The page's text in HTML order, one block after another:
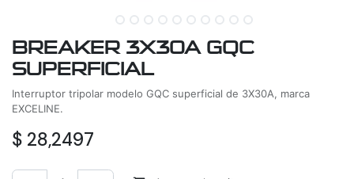
BREAKER 3X30A GQC
SUPERFICIAL
Interruptor tripolar modelo GQC superficial de 3X30A, marca
EXCELINE.
$ 28,2497